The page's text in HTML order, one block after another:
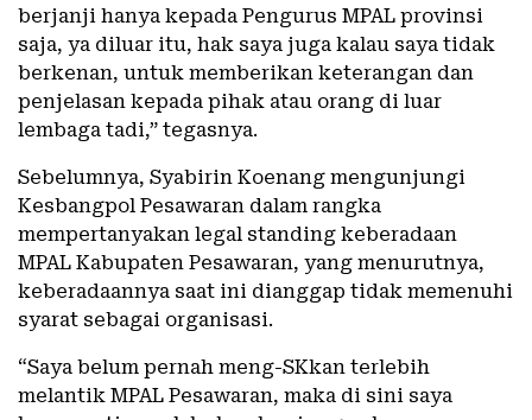
berjanji hanya kepada Pengurus MPAL provinsi
saja, ya diluar itu, hak saya juga kalau saya tidak
berkenan, untuk memberikan keterangan dan
penjelasan kepada pihak atau orang di luar
lembaga tadi,” tegasnya.
Sebelumnya, Syabirin Koenang mengunjungi
Kesbangpol Pesawaran dalam rangka
mempertanyakan legal standing keberadaan
MPAL Kabupaten Pesawaran, yang menurutnya,
keberadaannya saat ini dianggap tidak memenuhi
syarat sebagai organisasi.
“Saya belum pernah meng-SKkan terlebih
melantik MPAL Pesawaran, maka di sini saya